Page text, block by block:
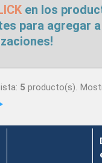
en los
para agregar
5 producto(s).